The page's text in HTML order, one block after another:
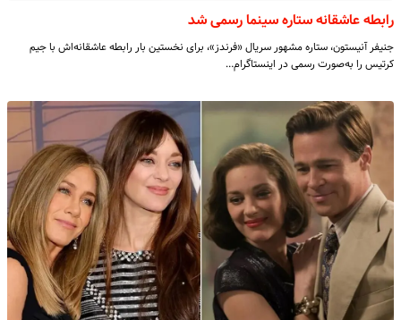
رابطه عاشقانه ستاره سینما رسمی شد
جنیفر آنیستون، ستاره مشهور سریال «فرندز»، برای نخستین بار رابطه عاشقانه‌اش با جیم
کرتیس را به‌صورت رسمی در اینستاگرام…